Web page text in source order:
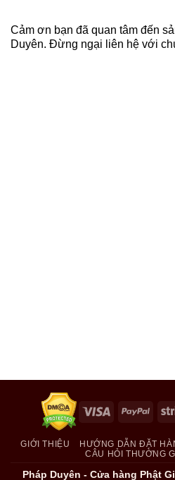
Cảm ơn bạn đã quan tâm đến
Duyên. Đừng ngại liên hệ với
Visa
GIỚI THIỆU HƯỚNG DẪN ĐẶT
CÂU HỎI THƯỜNG
Pháp Duyên - Cửa hàng Phật